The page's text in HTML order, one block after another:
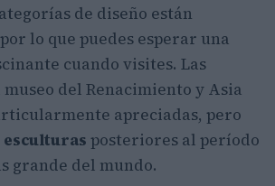
de diseño están
lo que puedes esperar una
cuando visites. Las
del Renacimiento y Asia
apreciadas, pero
esculturas posteriores al período
grande del mundo.